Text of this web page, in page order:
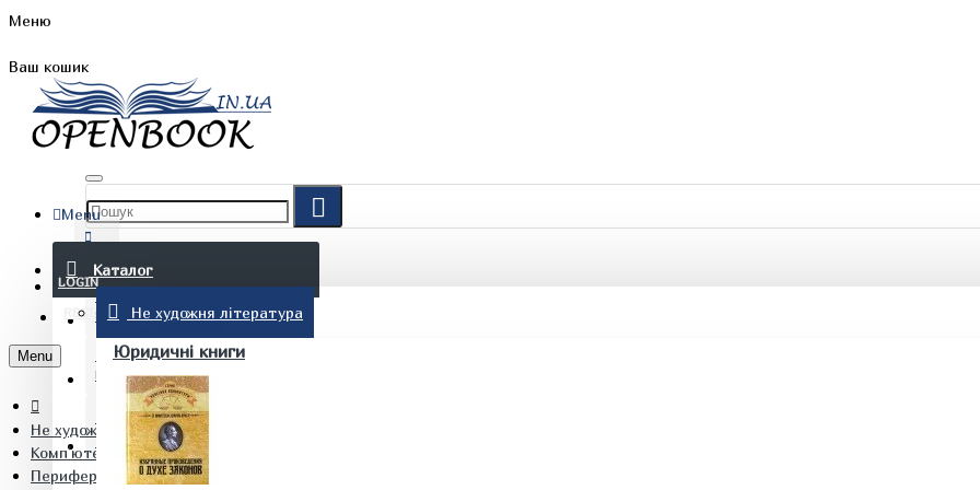
Меню
Ваш кошик
БЛОГ
КОНТАКТИ
(097) 015 28 90
Menu
Каталог
Не художня література
Юридичні книги
LOGIN
REGISTER
Menu
Не художня література
Комп'ютерна література
Периферійні пристрої інтерфейси та драйвери Парамуд Я.С.